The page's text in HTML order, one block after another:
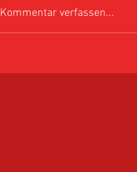
Kommentar verfassen...